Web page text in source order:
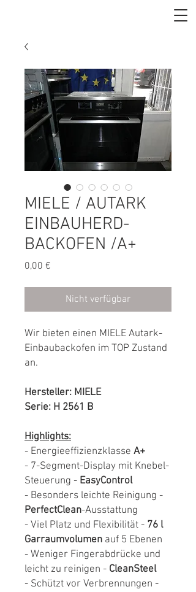
MIELE / AUTARK
EINBAUHERD-
BACKOFEN /A+
0,00 €
Nicht verfügbar
Wir bieten einen MIELE Autark-
Einbaubackofen im TOP Zustand
an.
Hersteller: MIELE
Serie: H 2561 B
Highlights:
- Energieeffizienzklasse A+
- 7-Segment-Display mit Knebel-
Steuerung - EasyControl
- Besonders leichte Reinigung -
PerfectClean-Ausstattung
- Viel Platz und Flexibilität - 76 l
Garraumvolumen auf 5 Ebenen
- Weniger Fingerabdrücke und
leicht zu reinigen - CleanSteel
- Schützt vor Verbrennungen -